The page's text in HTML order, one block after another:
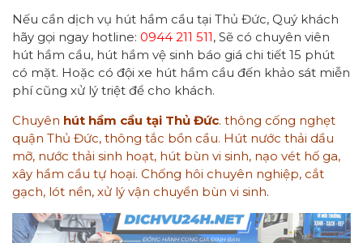
Nếu cần dịch vụ hút hầm cầu tại Thủ Đức, Quý khách
hãy gọi ngay hotline: 0944 211 511, Sẽ có chuyên viên
hút hầm cầu, hút hầm vệ sinh báo giá chi tiết 15 phút
có mặt. Hoặc có đội xe hút hầm cầu đến khảo sát miễn
phí cũng xử lý triệt để cho khách.
Chuyên hút hầm cầu tại Thủ Đức. thông cống nghẹt
quận Thủ Đức, thông tắc bồn cầu. Hút nước thải dầu
mỡ, nước thải sinh hoạt, hút bùn vi sinh, nạo vét hố ga,
xây hầm cầu tự hoại. Chống hôi chuyên nghiệp, cắt
gạch, lót nền, xử lý vận chuyển bùn vi sinh.